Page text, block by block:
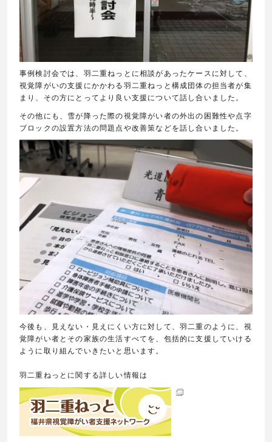
事例検討会では、羽二重ねっとに相談があったケースに対して、
視覚障がいの支援にかかわる羽二重ねっと構成団体の担当者が集
まり、その方にとってより良い支援について話し合いました。
その他にも、雪が降った際の視覚障がい者の外出の困難性や点字
ブロックの設置方法の問題点や改善策などを話し合いました。
今後も、見えない・見えにくい方に対して、羽二重のように、視
覚障がい者とその家族の生活すべてを、包括的に支援していける
ように取り組んでいきたいと思います。
羽二重ねっとに関する詳しい情報は